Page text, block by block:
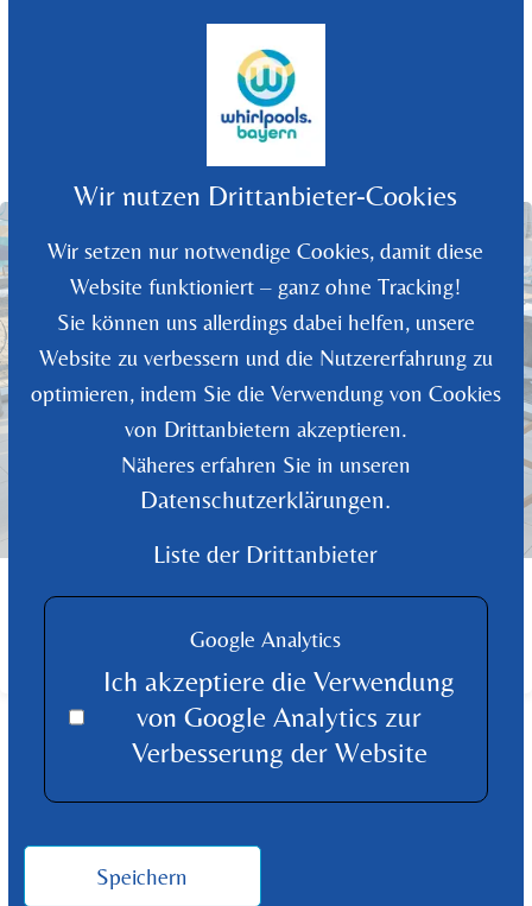
Whirlpools Bayern - Rüdiger Wolf
Wir nutzen Drittanbieter-Cookies
Wir setzen nur notwendige Cookies, damit diese
Website funktioniert – ganz ohne Tracking!
Sie können uns allerdings dabei helfen, unsere
Website zu verbessern und die Nutzererfahrung zu
optimieren, indem Sie die Verwendung von Cookies
von Drittanbietern akzeptieren.
Näheres erfahren Sie in unseren
Datenschutzerklärungen.
Liste der Drittanbieter
Google Analytics
Ich akzeptiere die Verwendung
von Google Analytics zur
Verbesserung der Website
Speichern
FINDEN SIE DAS PASSENDE PRODUKT
FÜR IHR ZUHAUSE
Produkt Übersicht